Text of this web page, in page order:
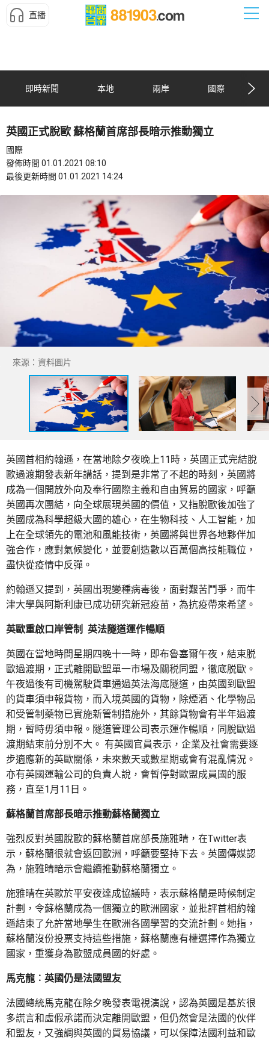
直播
即時新聞 本地 兩岸 國際
英國正式脫歐 蘇格蘭首席部長暗示推動獨立
國際
發佈時間 01.01.2021 08:10
最後更新時間 01.01.2021 14:24
來源：資料圖片
英國首相約翰遜，在當地除夕夜晚上11時，英國正式完結脫
歐過渡期發表新年講話，提到是非常了不起的時刻，英國將
成為一個開放外向及奉行國際主義和自由貿易的國家，呼籲
英國再次團結，向全球展現英國的價值，又指脫歐後加強了
英國成為科學超級大國的雄心，在生物科技、人工智能，加
上在全球領先的電池和風能技術，英國將與世界各地夥伴加
強合作，應對氣候變化，並要創造數以百萬個高技能職位，
盡快從疫情中反彈。
約翰遜又提到，英國出現變種病毒後，面對艱苦鬥爭，而牛
津大學與阿斯利康已成功研究新冠疫苗，為抗疫帶來希望。
英歐重啟口岸管制 英法隧道運作暢順
英國在當地時間星期四晚十一時，即布魯塞爾午夜，結束脱
歐過渡期，正式離開歐盟單一市場及關税同盟，徹底脱歐。
午夜過後有司機駕駛貨車通過英法海底隧道，由英國到歐盟
的貨車須申報貨物，而入境英國的貨物，除煙酒、化學物品
和受管制藥物已實施新管制措施外，其餘貨物會有半年過渡
期，暫時毋須申報。隧道管理公司表示運作暢順，同脫歐過
渡期結束前分別不大。 有英國官員表示，企業及社會需要逐
步適應新的英歐關係，未來數天或數星期或會有混亂情況。
亦有英國運輸公司的負責人說，會暫停對歐盟成員國的服
務，直至1月11日。
蘇格蘭首席部長暗示推動蘇格蘭獨立
強烈反對英國脫歐的蘇格蘭首席部長施雅晴，在Twitter表
示，蘇格蘭很就會返回歐洲，呼籲要堅持下去。英國傳媒認
為，施雅晴暗示會繼續推動蘇格蘭獨立。
施雅晴在英歐於平安夜達成協議時，表示蘇格蘭是時候制定
計劃，令蘇格蘭成為一個獨立的歐洲國家，並批評首相約翰
遜結束了允許當地學生在歐洲各國學習的交流計劃。她指，
蘇格蘭沒份投票支持這些措施，蘇格蘭應有權選擇作為獨立
國家，重獲身為歐盟成員國的好處。
馬克龍︰英國仍是法國盟友
法國總統馬克龍在除夕晚發表電視演說，認為英國是基於很
多謊言和虛假承諾而決定離開歐盟，但仍然會是法國的伙伴
和盟友，又強調與英國的貿易協議，可以保障法國利益和歐